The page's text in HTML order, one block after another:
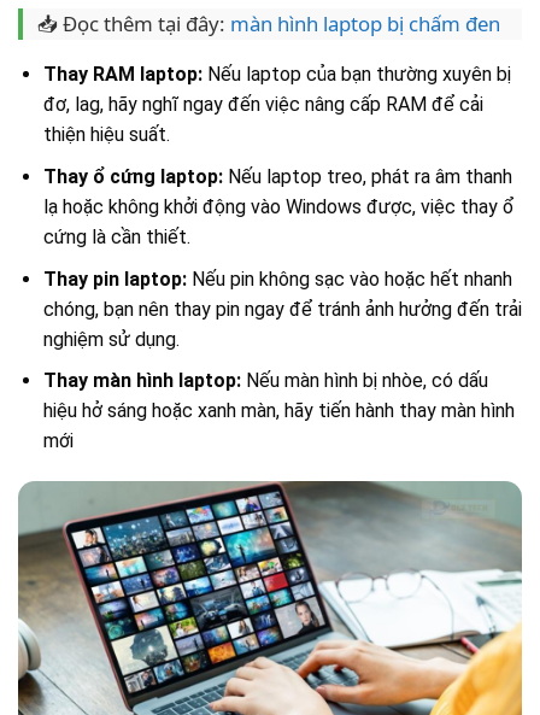
📥 Đọc thêm tại đây: màn hình laptop bị chấm đen
Thay RAM laptop: Nếu laptop của bạn thường xuyên bị
đơ, lag, hãy nghĩ ngay đến việc nâng cấp RAM để cải
thiện hiệu suất.
Thay ổ cứng laptop: Nếu laptop treo, phát ra âm thanh
lạ hoặc không khởi động vào Windows được, việc thay ổ
cứng là cần thiết.
Thay pin laptop: Nếu pin không sạc vào hoặc hết nhanh
chóng, bạn nên thay pin ngay để tránh ảnh hưởng đến trải
nghiệm sử dụng.
Thay màn hình laptop: Nếu màn hình bị nhòe, có dấu
hiệu hở sáng hoặc xanh màn, hãy tiến hành thay màn hình
mới